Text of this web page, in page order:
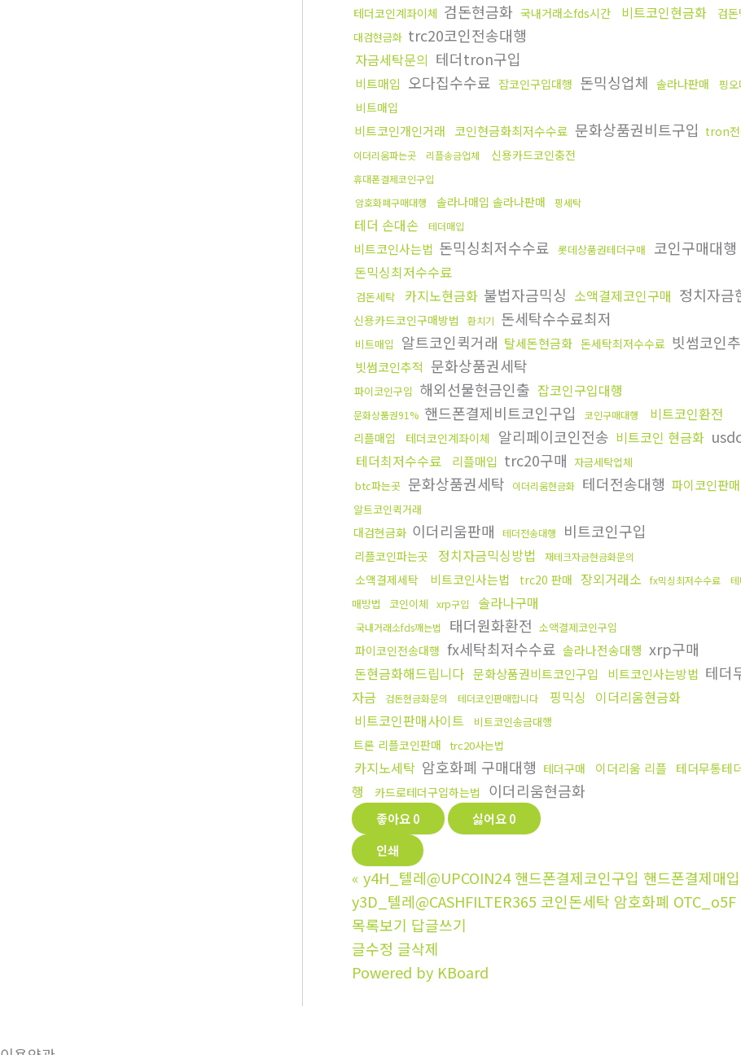
테더코인계좌이체 검돈현금화 국내거래소fds시간 비트코인현금화 검
대검현금화 trc20코인전송대행
자금세탁문의 테더tron구입
비트매입 오다집수수료 잡코인구입대행 돈믹싱업체 솔라나판매 핑
비트매입
비트코인개인거래 코인현금화최저수수료 문화상품권비트구입 tron전
이더리움파는곳 리플송금업체 신용카드코인충전
휴대폰결제코인구입
암호화폐구매대행
솔라나매입 솔라나판매 핑세탁
테더 손대손 테더매입
비트코인사는법 돈믹싱최저수수료 롯데상품권테더구매 코인구매대행
돈믹싱최저수수료
검돈세탁 카지노현금화 불법자금믹싱 소액결제코인구매 정치자금
신용카드코인구매방법 환치기 돈세탁수수료최저
비트매입 알트코인퀵거래 탈세돈현금화 돈세탁최저수수료 빗썸코인
빗썸코인추적 문화상품권세탁
파이코인구입 해외선물현금인출 잡코인구입대행
문화상품권91% 핸드폰결제비트코인구입 코인구매대행 비트코인환전
리플매입 테더코인계좌이체 알리페이코인전송 비트코인 현금화
테더최저수수료 리플매입 trc20구매 자금세탁업체
btc파는곳 문화상품권세탁 이더리움현금화 테더전송대행 파이코인판매
알트코인퀵거래
대검현금화 이더리움판매 테더전송대행 비트코인구입
리플코인파는곳 정치자금믹싱방법 재테크자금현금화문의
소액결제세탁 비트코인사는법 trc20 판매 장외거래소 fx믹싱최저수수료
매방법
코인이체 xrp구입 솔라나구매
국내거래소fds깨는법 태더원화환전 소액결제코인구입
파이코인전송대행 fx세탁최저수수료 솔라나전송대행 xrp구매
돈현금화해드립니다 문화상품권비트코인구입 비트코인사는방법 테더
자금
검돈현금화문의 테더코인판매합니다 핑믹싱 이더리움현금화
비트코인판매사이트
비트코인송금대행
트론 리플코인판매 trc20사는법
카지노세탁 암호화폐 구매대행 테더구매 이더리움 리플 테더무통테
행
카드로테더구입하는법 이더리움현금화
좋아요0 싫어요0
인쇄
« y4H_텔레@UPCOIN24 핸드폰결제코인구입 핸드폰결제매
y3D_텔레@CASHFILTER365 코인돈세탁 암호화폐 OTC_o5F
목록보기 답글쓰기
글수정 글삭제
Powered by KBoard